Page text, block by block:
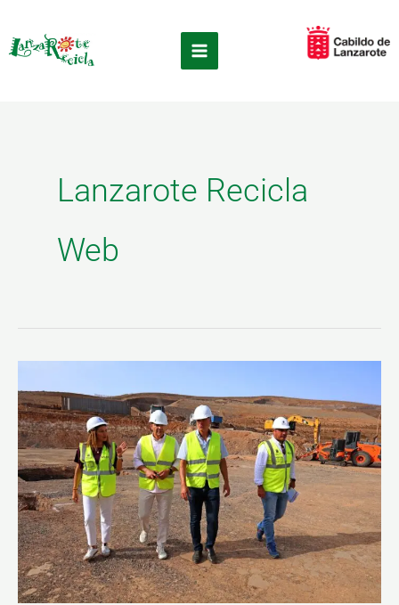
contenido
Lanzarote Recicla
Web
Cabildo
avanza
en
la
construcción
de
la
planta
de
Necesarias
Estas